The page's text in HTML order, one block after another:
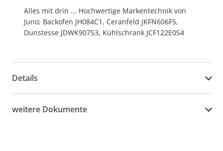
Alles mit drin ... Hochwertige Markentechnik von
Juno; Backofen JH084C1, Ceranfeld JKFN606F5,
Dunstesse JDWK907S3, Kühlschrank JCF122E0S4
Details
weitere Dokumente